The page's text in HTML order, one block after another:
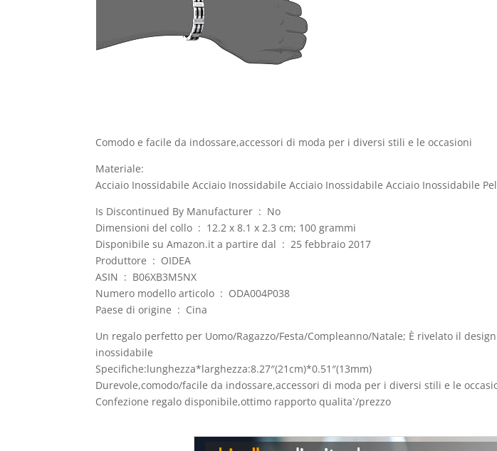
Comodo e facile da indossare,accessori di moda per i diversi stili e le occasioni
Materiale:
Acciaio Inossidabile Acciaio Inossidabile Acciaio Inossidabile Acciaio Inossidabile
Is Discontinued By Manufacturer ‏ : ‎ No
Dimensioni del collo ‏ : ‎ 12.2 x 8.1 x 2.3 cm; 100 grammi
Disponibile su Amazon.it a partire dal ‏ : ‎ 25 febbraio 2017
Produttore ‏ : ‎ OIDEA
ASIN ‏ : ‎ B06XB3M5NX
Numero modello articolo ‏ : ‎ ODA004P038
Paese di origine ‏ : ‎ Cina
Un regalo perfetto per Uomo/Ragazzo/Festa/Compleanno/Natale; È rivelato il
inossidabile
Specifiche:lunghezza*larghezza:8.27″(21cm)*0.51″(13mm)
Durevole,comodo/facile da indossare,accessori di moda per i diversi stili e le
Confezione regalo disponibile,ottimo rapporto qualita`/prezzo